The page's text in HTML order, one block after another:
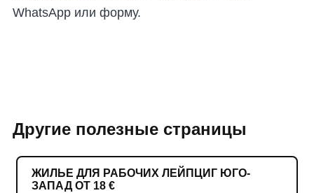
WhatsApp или форму.
Другие полезные страницы
ЖИЛЬЕ ДЛЯ РАБОЧИХ ЛЕЙПЦИГ ЮГО-
ЗАПАД ОТ 18 €